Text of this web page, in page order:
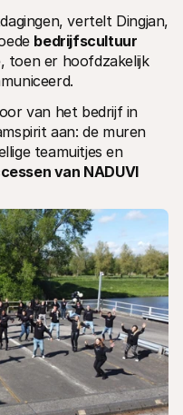
vertelt Dingjan,
bedrijfscultuur
toen er hoofdzakelijk
van het bedrijf in
aan: de muren
teamuitjes en
van NADUVI